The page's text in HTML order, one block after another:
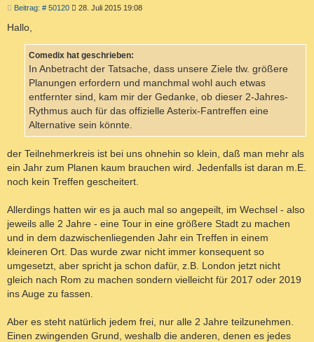
Beitrag: # 50120B
r
a
28. Juli 2015 19:08
Hallo,
Comedix hat geschrieben:
In Anbetracht der Tatsache, dass unsere Ziele tlw. größere
Planungen erfordern und manchmal wohl auch etwas
entfernter sind, kam mir der Gedanke, ob dieser 2-Jahres-
Rythmus auch für das offizielle Asterix-Fantreffen eine
Alternative sein könnte.
der Teilnehmerkreis ist bei uns ohnehin so klein, daß man mehr als
ein Jahr zum Planen kaum brauchen wird. Jedenfalls ist daran m.E.
noch kein Treffen gescheitert.
Allerdings hatten wir es ja auch mal so angepeilt, im Wechsel - also
jeweils alle 2 Jahre - eine Tour in eine größere Stadt zu machen
und in dem dazwischenliegenden Jahr ein Treffen in einem
kleineren Ort. Das wurde zwar nicht immer konsequent so
umgesetzt, aber spricht ja schon dafür, z.B. London jetzt nicht
gleich nach Rom zu machen sondern vielleicht für 2017 oder 2019
ins Auge zu fassen.
Aber es steht natürlich jedem frei, nur alle 2 Jahre teilzunehmen.
Einen zwingenden Grund, weshalb die anderen, denen es jedes